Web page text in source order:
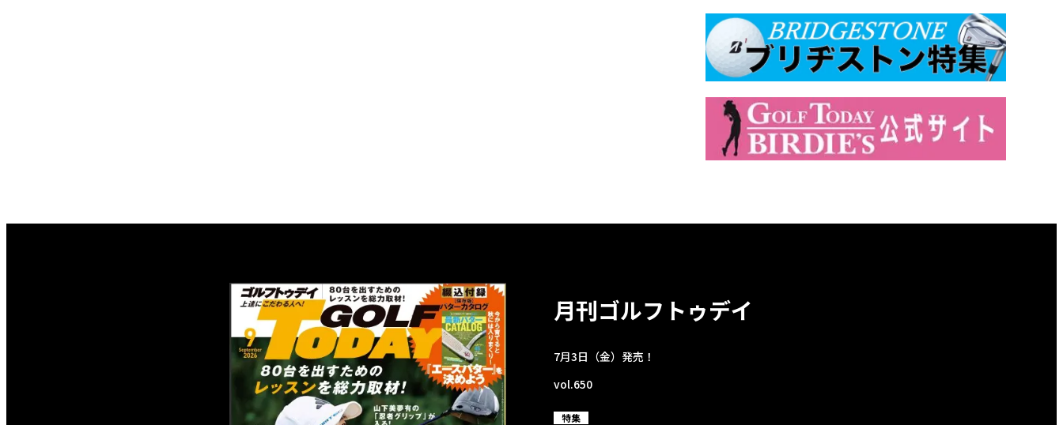
月刊ゴルフトゥデイ
7月3日（金）発売！
vol.650
特集